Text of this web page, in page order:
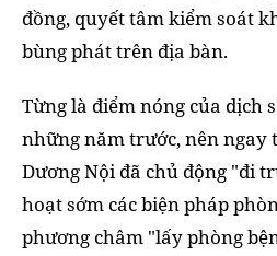
đồng, quyết tâm kiểm soát
bùng phát trên địa bàn.
Từng là điểm nóng của dịch
những năm trước, nên ngay
Dương Nội đã chủ động "đi
hoạt sớm các biện pháp
phương châm "lấy phòng